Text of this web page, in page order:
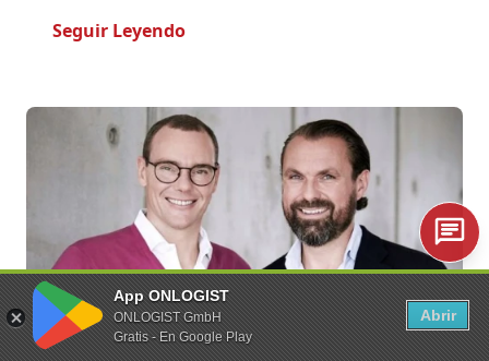
App ONLOGIST
ONLOGIST GmbH
Gratis - En Google Play
Abrir
Seguir Leyendo- Onlogist Continúa Expansión